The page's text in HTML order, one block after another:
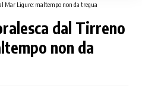
Mar Ligure: maltempo non da tregua
dal Tirreno
non da